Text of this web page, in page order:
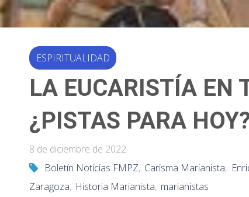
ESPIRITUALIDAD
LA EUCARISTÍA EN
¿PISTAS PARA
8 de diciembre de 2022
Boletín Notícias FMPZ, Carisma Marianista,
Zaragoza, Historia Marianista, marianistas